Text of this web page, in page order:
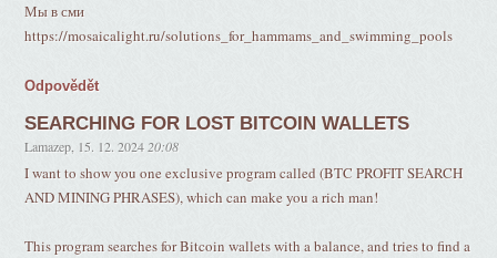
Мы в сми
https://mosaicalight.ru/solutions_for_hammams_and_swimming_pools
Odpovědět
SEARCHING FOR LOST BITCOIN WALLETS
Lamazep 15. 12. 2024 20:08
I want to show you one exclusive program called (BTC PROFIT SEARCH
AND MINING PHRASES), which can make you a rich man!
This program searches for Bitcoin wallets with a balance, and tries to find a